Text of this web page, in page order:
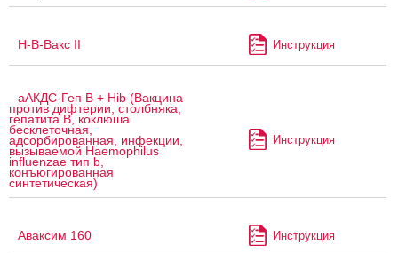
H-B-Вакс II Инструкция
аАКДС-Геп B + Hib (Вакцина
против дифтерии, столбняка,
гепатита B, коклюша
бесклеточная,
адсорбированная, инфекции,
вызываемой Haemophilus
influenzae тип b,
конъюгированная
синтетическая)
Инструкция
Аваксим 160 Инструкция